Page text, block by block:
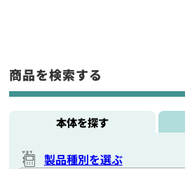
商品を検索する
本体を探す
製品種別を選ぶ